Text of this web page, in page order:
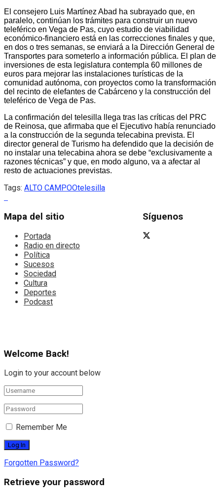
El consejero Luis Martínez Abad ha subrayado que, en
paralelo, continúan los trámites para construir un nuevo
teleférico en Vega de Pas, cuyo estudio de viabilidad
económico-financiero está en las correcciones finales y que,
en dos o tres semanas, se enviará a la Dirección General de
Transportes para someterlo a información pública. El plan de
inversiones de esta legislatura contempla 60 millones de
euros para mejorar las instalaciones turísticas de la
comunidad autónoma, con proyectos como la transformación
del recinto de elefantes de Cabárceno y la construcción del
teleférico de Vega de Pas.
La confirmación del telesilla llega tras las críticas del PRC
de Reinosa, que afirmaba que el Ejecutivo había renunciado
a la construcción de la segunda telecabina prevista. El
director general de Turismo ha defendido que la decisión de
no instalar una telecabina ahora se debe “exclusivamente a
razones técnicas” y que, en modo alguno, va a afectar al
resto de actuaciones previstas.
Tags: ALTO CAMPOOtelesilla
Mapa del sitio
Portada
Radio en directo
Política
Sucesos
Sociedad
Cultura
Deportes
Podcast
Síguenos
Welcome Back!
Login to your account below
Remember Me
Forgotten Password?
Retrieve your password